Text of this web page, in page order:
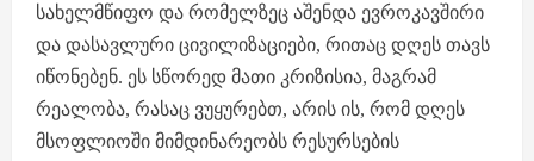
სახელმწიფო და რომელზეც აშენდა ევროკავშირი
და დასავლური ცივილიზაციები, რითაც დღეს თავს
იწონებენ. ეს სწორედ მათი კრიზისია, მაგრამ
რეალობა, რასაც ვუყურებთ, არის ის, რომ დღეს
მსოფლიოში მიმდინარეობს რესურსების